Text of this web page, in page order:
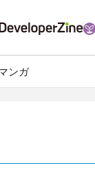
ンガ